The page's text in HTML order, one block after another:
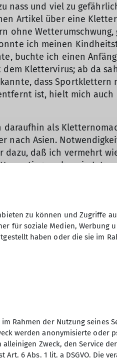
nass und viel zu
Artikel über eine
ohne Wetterumschwung,
ich meinen
buchte ich einen
Klettervirus; ab da
dass Sportklettern
ist, hielt mich
daraufhin als
nach Asien.
dazu, daß ich vermehrt
stieg auch mein
Routenbau und ich fing
mich noch zum Trainer
mein Know-How im
zu können und Zugriffe
für soziale Medien, Werbung
haben oder die sie im
Rahmen der Nutzung seines
werden anonymisierte oder
Zweck, den Service
6 Abs. 1 lit. a DSGVO. Die